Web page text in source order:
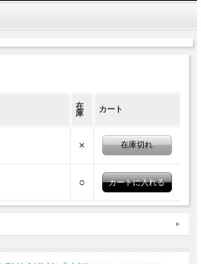
在
庫
カート
× 在庫切れ
○